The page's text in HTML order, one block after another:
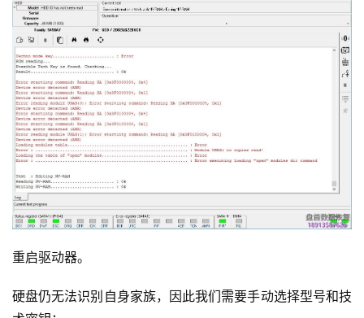
重启驱动器。
硬盘仍无法识别自身家族，因此我们需要手动选择型号和技